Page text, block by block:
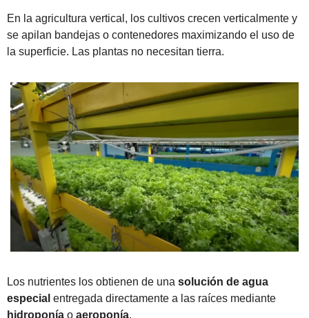
En la agricultura vertical, los cultivos crecen verticalmente y
se apilan bandejas o contenedores maximizando el uso de
la superficie. Las plantas no necesitan tierra.
Los nutrientes los obtienen de una solución de agua
especial
hidroponía o aeroponía.